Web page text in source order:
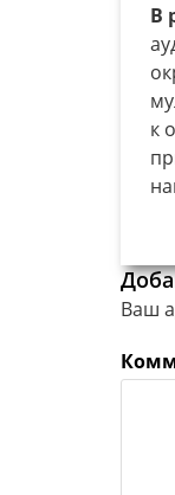
В
к
Ваш